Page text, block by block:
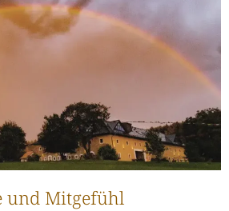
und Mitgefühl